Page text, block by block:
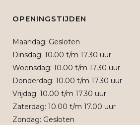
OPENINGSTIJDEN
Maandag: Gesloten
Dinsdag: 10.00 t/m 17.30 uur
Woensdag: 10.00 t/m 17.30 uur
Donderdag: 10.00 t/m 17.30 uur
Vrijdag: 10.00 t/m 17.30 uur
Zaterdag: 10.00 t/m 17.00 uur
Zondag: Gesloten